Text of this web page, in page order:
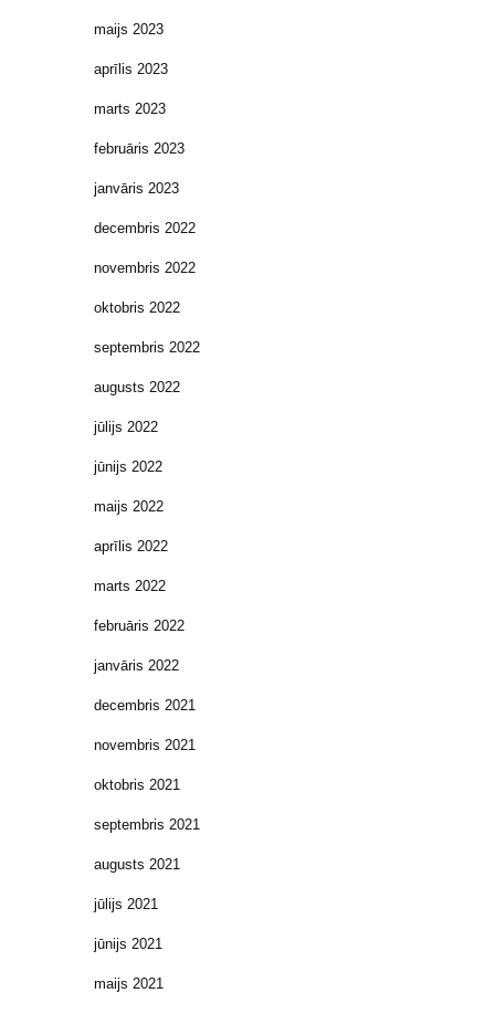
maijs 2023
aprīlis 2023
marts 2023
februāris 2023
janvāris 2023
decembris 2022
novembris 2022
oktobris 2022
septembris 2022
augusts 2022
jūlijs 2022
jūnijs 2022
maijs 2022
aprīlis 2022
marts 2022
februāris 2022
janvāris 2022
decembris 2021
novembris 2021
oktobris 2021
septembris 2021
augusts 2021
jūlijs 2021
jūnijs 2021
maijs 2021